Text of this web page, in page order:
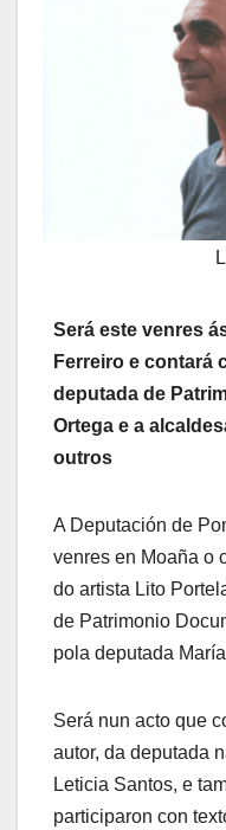
Será este venres
Ferreiro e contará
deputada de
Ortega e a
outros
A Deputación de
venres en Moaña o
do artista Lito
de Patrimonio
pola deputada
Será nun acto que
autor, da deputada
Leticia Santos, e
participaron con